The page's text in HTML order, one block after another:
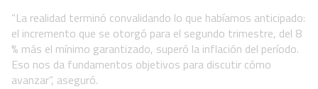
“La realidad terminó convalidando lo que habíamos anticipado:
el incremento que se otorgó para el segundo trimestre, del 8
% más el mínimo garantizado, superó la inflación del período.
Eso nos da fundamentos objetivos para discutir cómo
avanzar”, aseguró.